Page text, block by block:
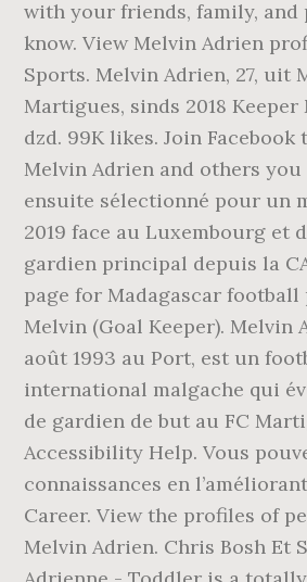
with your friends, family, and
know. View Melvin Adrien
Sports. Melvin Adrien, 27, uit
Martigues, sinds 2018 Keeper
dzd. 99K likes. Join
Melvin Adrien and others you
ensuite sélectionné pour un
2019 face au Luxembourg et
gardien principal depuis la
page for Madagascar
Melvin (Goal Keeper). Melvin
août 1993 au Port, est un
international malgache qui
de gardien de but au FC
Accessibility Help. Vous
connaissances en
Career. View the profiles of
Melvin Adrien. Chris Bosh Et